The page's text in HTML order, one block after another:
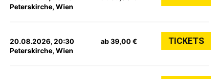
Peterskirche, Wien
20.08.2026, 20:30
Peterskirche, Wien
ab 39,00 € TICKETS